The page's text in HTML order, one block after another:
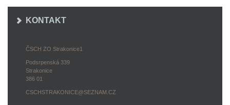
KONTAKT
ČSCH ZO Strakonice1
Podsrpenská 339
Strakonice
386 01
CSCHSTRAKONICE@SEZNAM.CZ